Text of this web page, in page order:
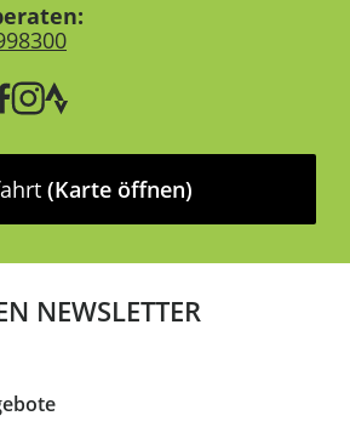
(Karte öffnen)
NEWSLETTER